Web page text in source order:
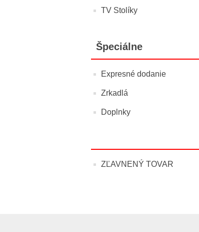
TV Stolíky
Špeciálne
Expresné dodanie
Zrkadlá
Doplnky
ZĽAVNENÝ TOVAR